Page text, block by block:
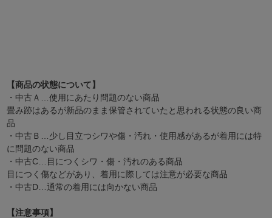
【商品の状態について】
・中古Ａ…使用にあたり問題のない商品
畳み跡はあるが新品のまま保管されていたと思われる状態の良い商
品
・中古Ｂ…少し目立つシワや傷・汚れ・使用感があるが着用には特
に問題のない商品
・中古C…目につくシワ・傷・汚れのある商品
目につく傷などがあり、着用に際しては注意が必要な商品
・中古D…通常の着用には向かない商品
【注意事項】